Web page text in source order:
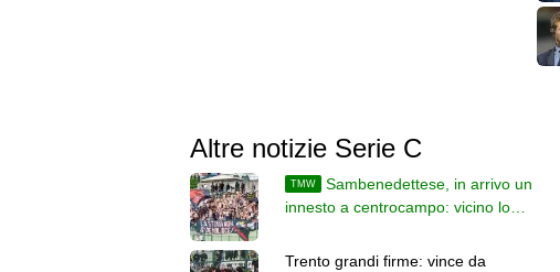
Altre notizie Serie C
TMW
Sambenedettese, in arrivo un
innesto a centrocampo: vicino lo
Trento grandi firme: vince da